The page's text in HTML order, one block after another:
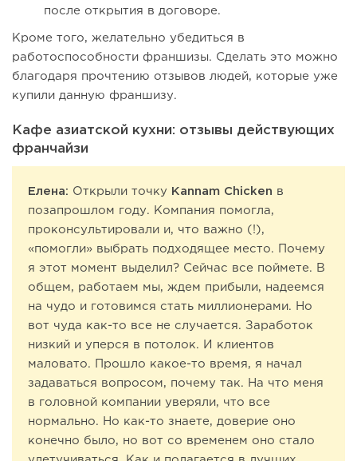
после открытия в договоре.
Кроме того, желательно убедиться в
работоспособности франшизы. Сделать это можно
благодаря прочтению отзывов людей, которые уже
купили данную франшизу.
Кафе азиатской кухни: отзывы действующих
франчайзи
Елена: Открыли точку Kannam Chicken в
позапрошлом году. Компания помогла,
проконсультировали и, что важно (!),
«помогли» выбрать подходящее место. Почему
я этот момент выделил? Сейчас все поймете. В
общем, работаем мы, ждем прибыли, надеемся
на чудо и готовимся стать миллионерами. Но
вот чуда как-то все не случается. Заработок
низкий и уперся в потолок. И клиентов
маловато. Прошло какое-то время, я начал
задаваться вопросом, почему так. На что меня
в головной компании уверяли, что все
нормально. Но как-то знаете, доверие оно
конечно было, но вот со временем оно стало